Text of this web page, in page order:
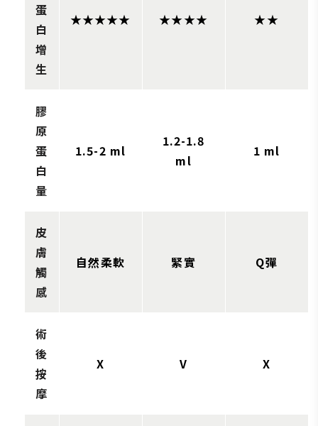
蛋
白
增
生
★★★★★ ★★★★ ★★
膠
原
蛋
白
量
1.5-2 ml
1.2-1.8
ml
1 ml
皮
膚
觸
感
自然柔軟 緊實 Q彈
術
後
按
摩
X V X